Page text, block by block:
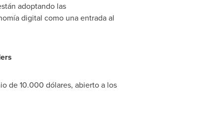
adoptando las
digital como una entrada al
de 10.000 dólares, abierto a los